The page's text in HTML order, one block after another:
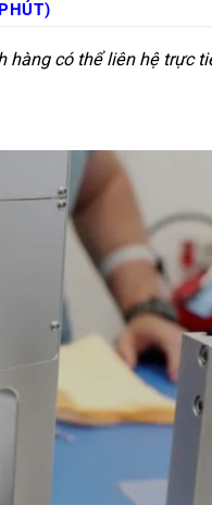
hàng có thể liên hệ trực